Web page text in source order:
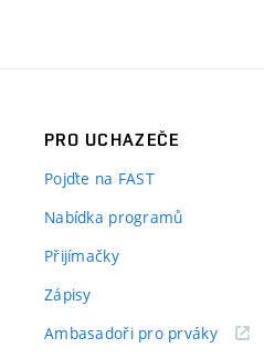
PRO UCHAZEČE
Pojďte na FAST
Nabídka programů
Přijímačky
Zápisy
Ambasadoři pro prváky(externí